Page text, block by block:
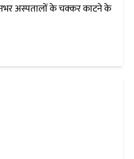
अस्पतालों के चक्कर काटने के